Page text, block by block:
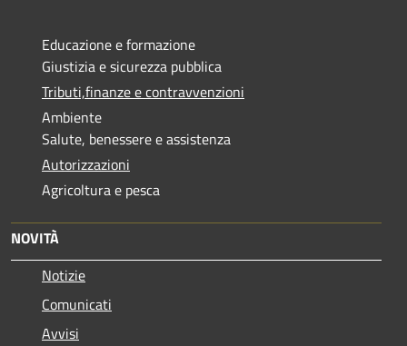
Educazione e formazione
Giustizia e sicurezza pubblica
Tributi,finanze e contravvenzioni
Ambiente
Salute, benessere e assistenza
Autorizzazioni
Agricoltura e pesca
NOVITÀ
Notizie
Comunicati
Avvisi